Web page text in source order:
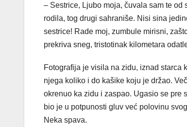
– Sestrice, Ljubo moja, čuvala sam te od
rodila, tog drugi sahraniše. Nisi sina
sestrice! Rade moj, zumbule mirisni,
prekriva sneg, tristotinak kilometara
Fotografija je visila na zidu, iznad starca
njega koliko i do kašike koju je držao.
okrenuo ka zidu i zaspao. Ugasio se pre
bio je u potpunosti gluv već polovinu
Neka spava.